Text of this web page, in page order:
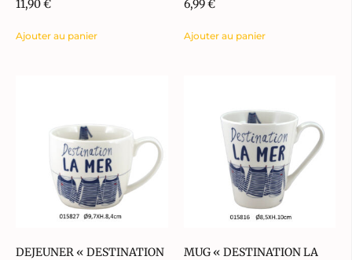
11,90€
Ajouter au panier
6,99€
Ajouter au panier
DEJEUNER « DESTINATION
MUG « DESTINATION LA